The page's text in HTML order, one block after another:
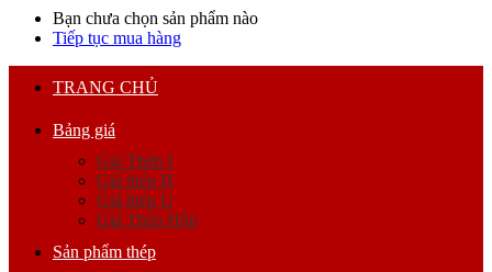
Bạn chưa chọn sản phẩm nào
Tiếp tục mua hàng
TRANG CHỦ
Bảng giá
Giá Thép I
Giá thép H
Giá thép U
Giá Thép Hộp
Sản phẩm thép